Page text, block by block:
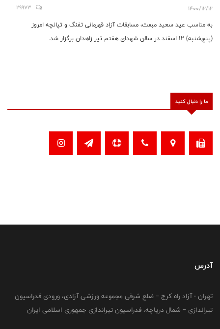
1400/12/12
29973
به مناسب عید سعید مبعث، مسابقات آزاد قهرمانی تفنگ و تپانچه امروز
(پنج‌شنبه) 12 اسفند در سالن شهدای هفتم تیر زاهدان برگزار شد.
ما را دنبال کنید
آدرس
تهران - آزاد راه کرج – ضلع شرقی مجموعه ورزشی آزادی، ورودی فدراسیون
تیراندازی – شمال دریاچه، فدراسیون تیراندازی جمهوری اسلامی ایران